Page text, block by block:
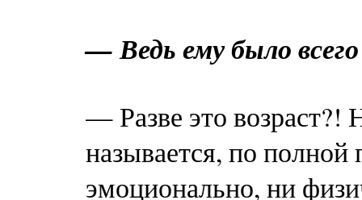
— Ведь ему было
— Разве это
называется, по
эмоционально, ни